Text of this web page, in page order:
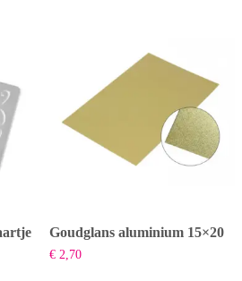
Goudglans aluminium 15×20
€2,70